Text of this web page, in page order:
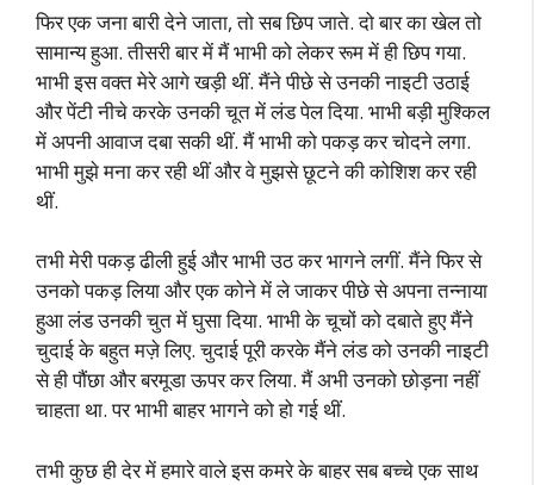
फिर एक जना बारी देने जाता, तो सब छिप जाते. दो बार का खेल तो
सामान्य हुआ. तीसरी बार में मैं भाभी को लेकर रूम में ही छिप गया.
भाभी इस वक्त मेरे आगे खड़ी थीं. मैंने पीछे से उनकी नाइटी उठाई
और पेंटी नीचे करके उनकी चूत में लंड पेल दिया. भाभी बड़ी मुश्किल
में अपनी आवाज दबा सकी थीं. मैं भाभी को पकड़ कर चोदने लगा.
भाभी मुझे मना कर रही थीं और वे मुझसे छूटने की कोशिश कर रही
थीं.
तभी मेरी पकड़ ढीली हुई और भाभी उठ कर भागने लगीं. मैंने फिर से
उनको पकड़ लिया और एक कोने में ले जाकर पीछे से अपना तन्नाया
हुआ लंड उनकी चुत में घुसा दिया. भाभी के चूचों को दबाते हुए मैंने
चुदाई के बहुत मज़े लिए. चुदाई पूरी करके मैंने लंड को उनकी नाइटी
से ही पौंछा और बरमूडा ऊपर कर लिया. मैं अभी उनको छोड़ना नहीं
चाहता था. पर भाभी बाहर भागने को हो गई थीं.
तभी कुछ ही देर में हमारे वाले इस कमरे के बाहर सब बच्चे एक साथ